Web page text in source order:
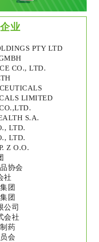
业
PTY LTD
CO., LTD.
LIMITED
S.A.
LTD.
LTD.
Z O.O.
协会
社
团
团
公司
会社
药
会